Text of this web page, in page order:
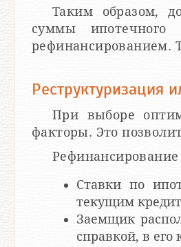
Таким образом,
суммы
рефинансированием.
Реструктуризация
При выборе
факторы. Это
Ставки по
текущим
Заемщик
справкой, в его